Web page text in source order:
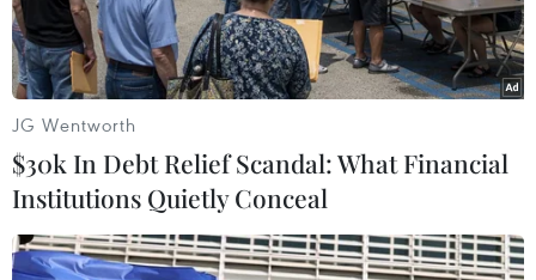
JG Wentworth
$30k In Debt Relief Scandal: What Financial
Institutions Quietly Conceal